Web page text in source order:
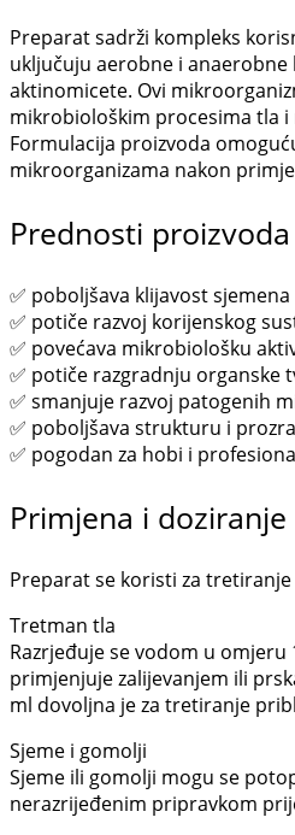
Preparat sadrži kompleks
uključuju aerobne i anaerobne
aktinomicete. Ovi
mikrobiološkim procesima tla
Formulacija proizvoda
mikroorganizama nakon
Prednosti proizvoda
✅ poboljšava klijavost sjemena
✅ potiče razvoj korijenskog
✅ povećava mikrobiološku
✅ potiče razgradnju organske
✅ smanjuje razvoj patogenih
✅ poboljšava strukturu i
✅ pogodan za hobi i
Primjena i doziranje
Preparat se koristi za
Tretman tla
Razrjeđuje se vodom u omjeru
primjenjuje zalijevanjem ili
ml dovoljna je za tretiranje
Sjeme i gomolji
Sjeme ili gomolji mogu se
nerazrijeđenim pripravkom